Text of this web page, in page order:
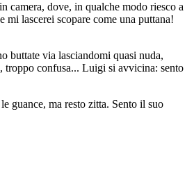
camera, dove, in qualche modo riesco a
lascerei scopare come una puttana!
buttate via lasciandomi quasi nuda,
troppo confusa... Luigi si avvicina: sento
guance, ma resto zitta. Sento il suo